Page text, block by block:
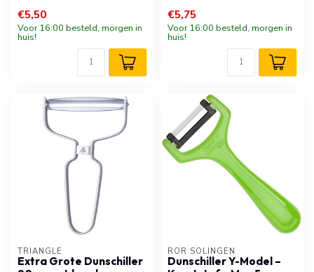
€5,50
Voor 16:00 besteld, morgen in
huis!
€5,75
Voor 16:00 besteld, morgen in
huis!
TRIANGLE
Extra Grote Dunschiller
RÖR SOLINGEN
Dunschiller Y-Model –